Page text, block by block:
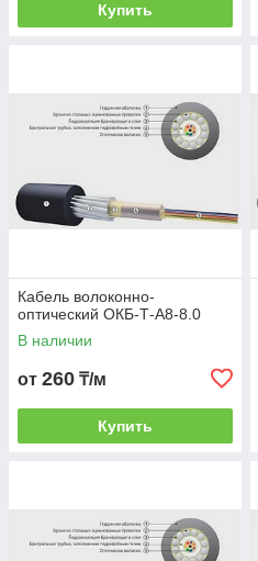
Купить
Кабель волоконно-
оптический ОКБ-Т-А8-8.0
В наличии
от 260 ₸/м
Купить